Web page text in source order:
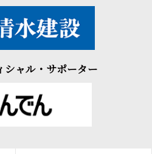
シャル・サポーター